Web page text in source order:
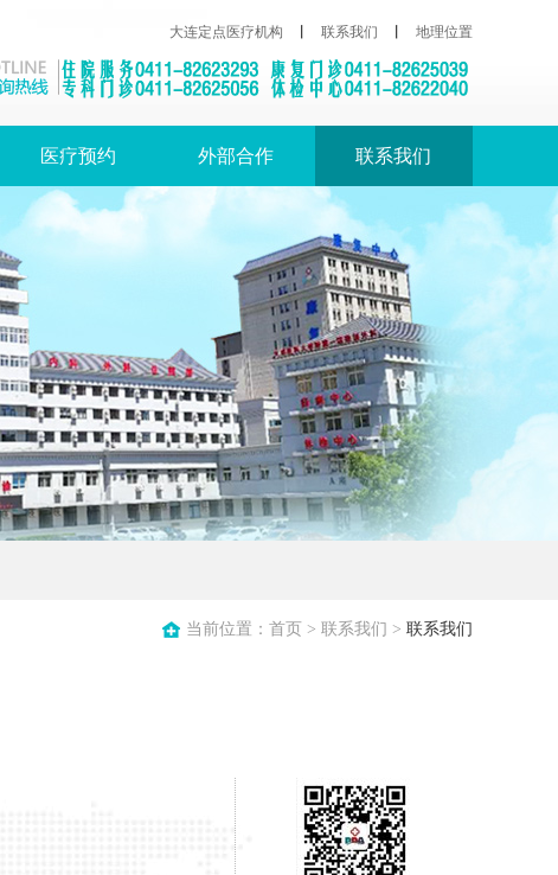
大连定点医疗机构 联系我们 地理位置
医疗预约 外部合作 联系我们
当前位置： 首页 > 联系我们 > 联系我们